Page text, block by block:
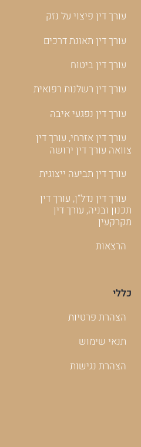
עורך דין פיצוי על נזק
עורך דין תאונת דרכים
עורך דין ביטוח
עורך דין רשלנות רפואית
עורך דין נפגעי איבה
עורך דין אזרחי, עורך דין
צוואה עורך דין ירושה
עורך דין תביעה ייצוגית
עורך דין נדל"ן, עורך דין
תכנון ובניה, עורך דין
מקרקעין
הרצאות
כללי
הצהרת פרטיות
תנאי שימוש
הצהרת נגישות